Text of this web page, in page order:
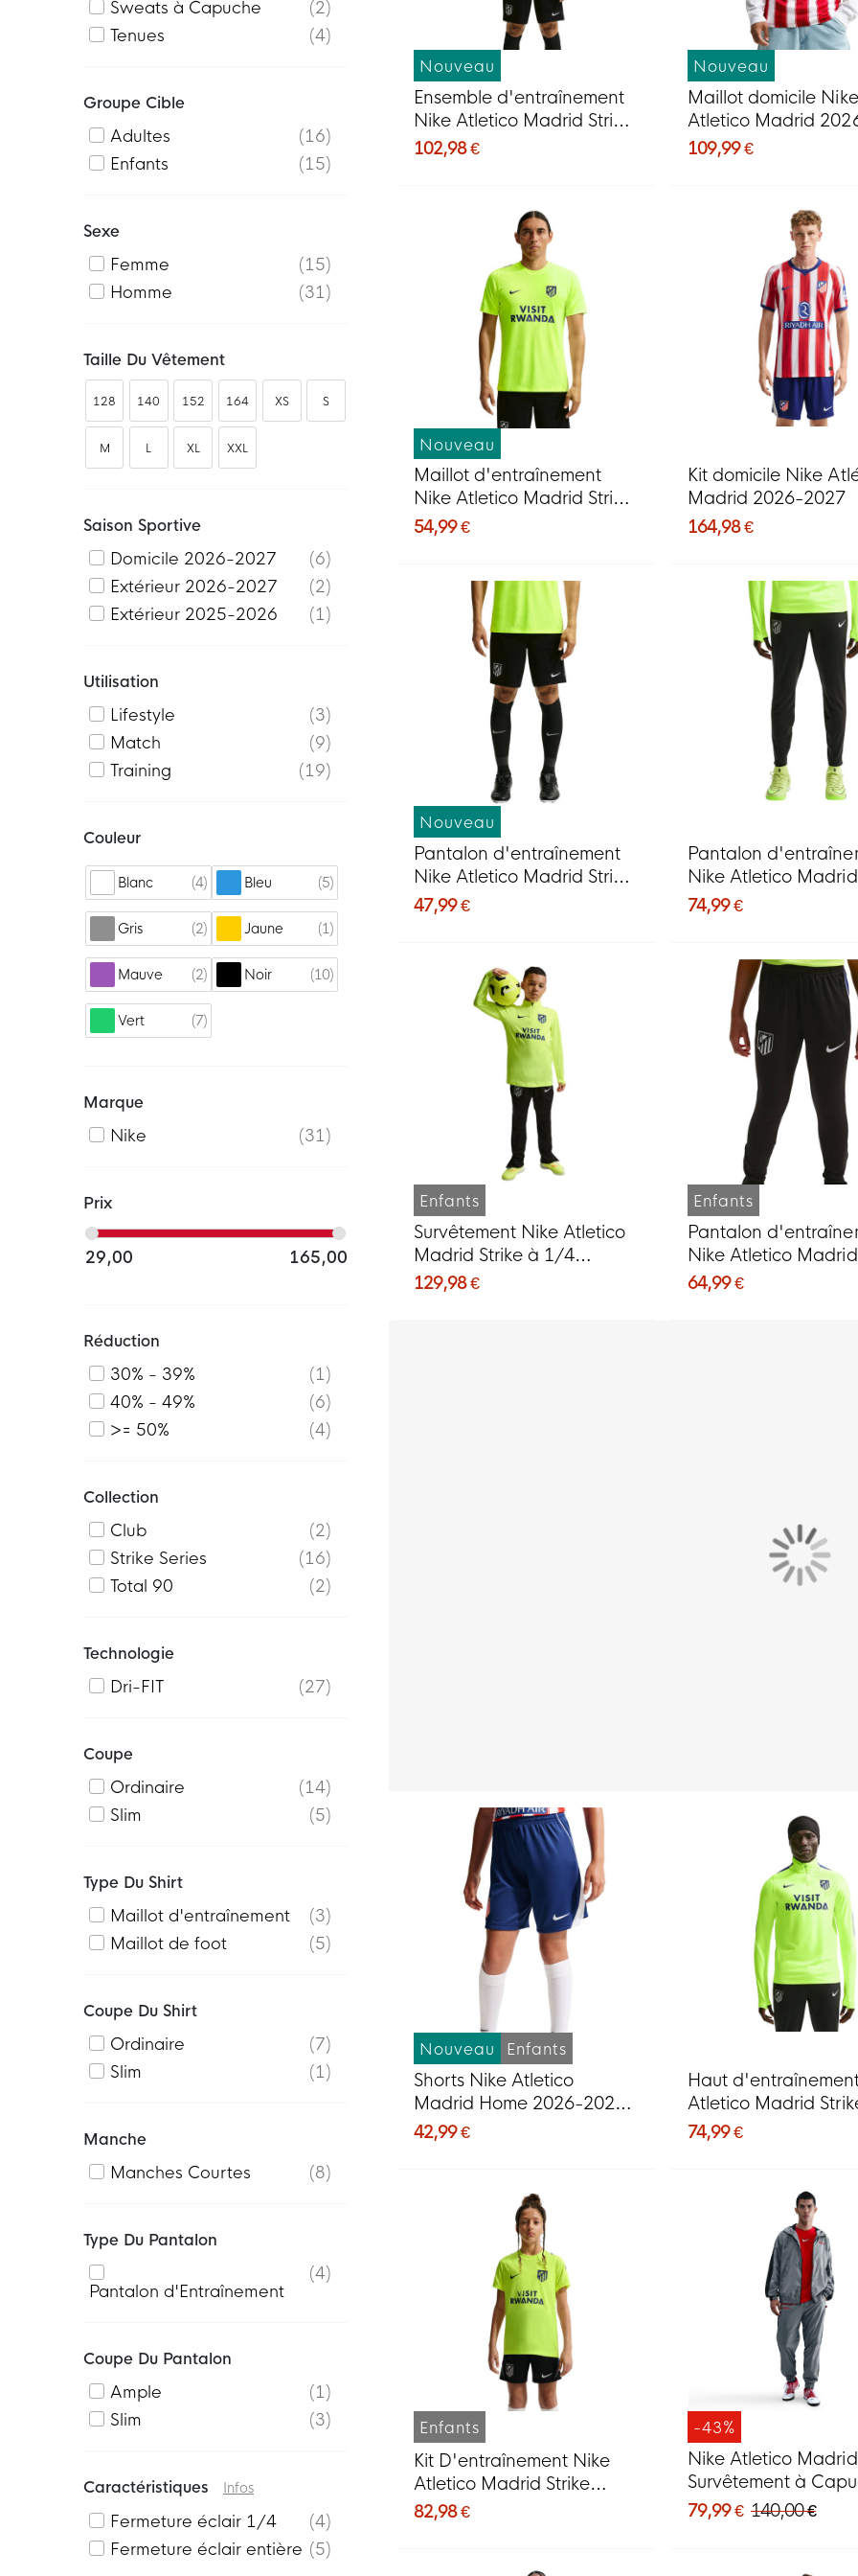
Nouveau
Ensemble d'entraînement
Nike Atletico Madrid Strike
2026-2027 vert fluo noir
102,98 €
Nouveau
Maillot domicile Nike
Atletico Madrid
2027
109,99 €
Nouveau
Maillot d'entraînement
Nike Atletico Madrid Strike
2026-2027 Vert fluo Bleu
54,99 €
Kit domicile Nike
Madrid 2026-2027
164,98 €
Nouveau
Pantalon d'entraînement
Nike Atletico Madrid Strike
2026-2027 noir et blanc
47,99 €
Pantalon
Nike Atletico Madrid
2026-2027 noir et
74,99 €
Enfants
Survêtement Nike Atletico
Madrid Strike à 1/4
fermeture éclair 2026-
129,98 €
Enfants
Pantalon
Nike Atletico Madrid
2026-2027 pour
64,99 €
Nouveau Enfants
Shorts Nike Atletico
Madrid Home 2026-2027
pour Enfants
42,99 €
Haut
Atletico Madrid
Zip 2026-2027 Vert
74,99 €
Enfants
Kit D'entraînement Nike
Atletico Madrid Strike
2026-2027 Pour Enfants,
82,98 €
-43%
Nike Atletico Madrid
Survêtement à
Woven 2025-2026
Noir Rouge Blanc
79,99 € 140,00 €
Sweats à Capuche
2
Tenues
4
Groupe Cible
Adultes
16
Enfants
15
Sexe
Femme
15
Homme
31
Taille Du Vêtement
128 140 152 164 XS S
M L XL XXL
Saison Sportive
Domicile 2026-2027
6
Extérieur 2026-2027
2
Extérieur 2025-2026
1
Utilisation
Lifestyle
3
Match
9
Training
19
Couleur
Blanc 4 Bleu 5
Gris 2 Jaune 1
Mauve 2 Noir 10
Vert 7
Marque
Nike
31
Prix
29,00 165,00
Réduction
30% - 39%
1
40% - 49%
6
>= 50%
4
Collection
Club
2
Strike Series
16
Total 90
2
Technologie
Dri-FIT
27
Coupe
Ordinaire
14
Slim
5
Type Du Shirt
Maillot d'entraînement
3
Maillot de foot
5
Coupe Du Shirt
Ordinaire
7
Slim
1
Manche
Manches Courtes
8
Type Du Pantalon
Pantalon d'Entraînement
4
Coupe Du Pantalon
Ample
1
Slim
3
Caractéristiques Infos
Fermeture éclair 1/4
4
Fermeture éclair entière
5